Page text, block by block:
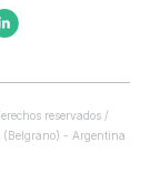
reservados /
(Belgrano) - Argentina